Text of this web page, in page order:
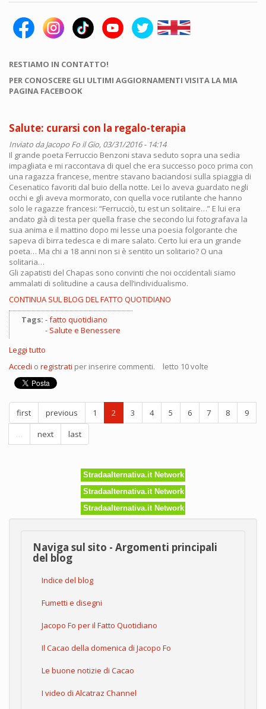
RESTIAMO IN CONTATTO!
PER CONOSCERE GLI ULTIMI AGGIORNAMENTI VISITA LA MIA
PAGINA FACEBOOK
Salute: curarsi con la regalo-terapia
Inviato daJacopo Fo il Gio, 03/31/2016 - 14:14
Il grande poeta Ferruccio Benzoni stava seduto sopra una sedia
impagliata e mi raccontava di quel che era successo poco prima con
una ragazza francese, mentre stavano baciandosi sulla spiaggia di
Cesenatico favoriti dal buio della notte. Lei lo aveva guardato negli
occhi e gli aveva mormorato, con quella voce rutilante che hanno
solo le ragazze francesi: “Ferrucciò, tu est un solitaire…” E lui era
andato già di testa per quella frase che secondo lui fotografava la
sua anima e il mattino dopo mi lesse una poesia folgorante che
sapeva di birra tedesca e di mare salato. Certo lui era un grande
poeta… Ma chi a 18 anni non si è sentito un solitario? O una
solitaria…
Gli zapatisti del Chapas sono convinti che noi occidentali siamo
ammalati di solitudine a causa dell’individualismo.
CONTINUA SUL BLOG DEL FATTO QUOTIDIANO
Tags:
fatto quotidiano
Salute e Benessere
Leggi tutto
curarsi
con
la
regalo-
terapia
Accedi o registrati per inserire commenti. letto 10 volte
first previous 1 2 3 4 5 6 7 8
9
…
next last
Stradaalternativa.it Network
Stradaalternativa.it Network
Stradaalternativa.it Network
Naviga sul sito - Argomenti principali
del blog
Indice del blog
Fumetti e disegni
Jacopo Fo per il Fatto Quotidiano
Il Cacao della domenica di Jacopo Fo
Le buone notizie di Cacao
I video di Alcatraz Channel